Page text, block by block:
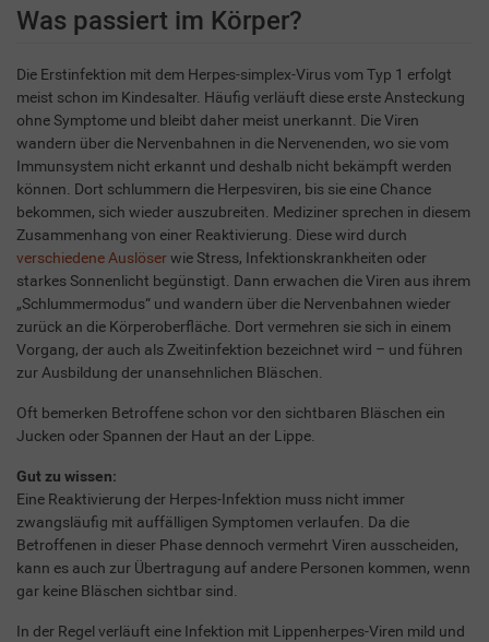
Was passiert im Körper?
Die Erstinfektion mit dem Herpes-simplex-Virus vom Typ 1 erfolgt
meist schon im Kindesalter. Häufig verläuft diese erste Ansteckung
ohne Symptome und bleibt daher meist unerkannt. Die Viren
wandern über die Nervenbahnen in die Nervenenden, wo sie vom
Immunsystem nicht erkannt und deshalb nicht bekämpft werden
können. Dort schlummern die Herpesviren, bis sie eine Chance
bekommen, sich wieder auszubreiten. Mediziner sprechen in diesem
Zusammenhang von einer Reaktivierung. Diese wird durch
verschiedene Auslöserwie Stress, Infektionskrankheiten oder
starkes Sonnenlicht begünstigt. Dann erwachen die Viren aus ihrem
„Schlummermodus“ und wandern über die Nervenbahnen wieder
zurück an die Körperoberfläche. Dort vermehren sie sich in einem
Vorgang, der auch als Zweitinfektion bezeichnet wird – und führen
zur Ausbildung der unansehnlichen Bläschen.
Oft bemerken Betroffene schon vor den sichtbaren Bläschen ein
Jucken oder Spannen der Haut an der Lippe.
Gut zu wissen:
Eine Reaktivierung der Herpes-Infektion muss nicht immer
zwangsläufig mit auffälligen Symptomen verlaufen. Da die
Betroffenen in dieser Phase dennoch vermehrt Viren ausscheiden,
kann es auch zur Übertragung auf andere Personen kommen, wenn
gar keine Bläschen sichtbar sind.
In der Regel verläuft eine Infektion mit Lippenherpes-Viren mild und